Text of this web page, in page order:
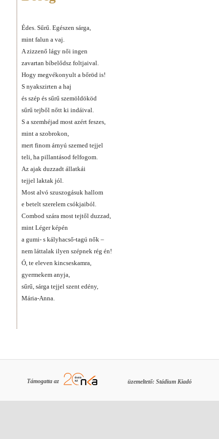
Édes. Sűrű. Egészen sárga,
mint falun a vaj.
A zizzenő lágy női ingen
zavartan bíbelődsz foltjaival.
Hogy megvékonyult a bőröd is!
S nyakszirten a haj
és szép és sűrű szemöldököd
sűrű tejből nőtt ki indáival.
S a szemhéjad most azért feszes,
mint a szobrokon,
mert finom árnyú szemed tejjel
teli, ha pillantásod felfogom.
Az ajak duzzadt állatkái
tejjel laktak jól.
Most alvó szuszogásuk hallom
e betelt szerelem csókjaiból.
Combod szára most tejtől duzzad,
mint Léger képén
a gumi- s kályhacső-tagú nők –
nem láttalak ilyen szépnek rég én!
Ó, te eleven kincseskamra,
gyermekem anyja,
sűrű, sárga tejjel szent edény,
Mária-Anna.
Támogatta az üzemeltető: Stádium Kiadó